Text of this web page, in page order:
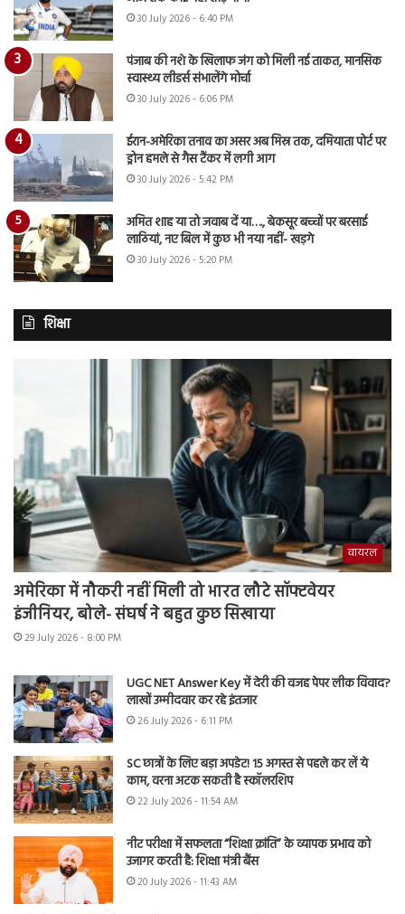
30 July 2026 - 6:40 PM
पंजाब की नशे के खिलाफ जंग को मिली नई ताकत, मानसिक
स्वास्थ्य लीडर्स संभालेंगे मोर्चा
30 July 2026 - 6:06 PM
ईरान-अमेरिका तनाव का असर अब मिस्र तक, दमियाता पोर्ट पर
ड्रोन हमले से गैस टैंकर में लगी आग
30 July 2026 - 5:42 PM
अमित शाह या तो जवाब दें या…., बेकसूर बच्चों पर बरसाई
लाठियां, नए बिल में कुछ भी नया नहीं- खड़गे
30 July 2026 - 5:20 PM
शिक्षा
वायरल
अमेरिका में नौकरी नहीं मिली तो भारत लौटे सॉफ्टवेयर
इंजीनियर, बोले- संघर्ष ने बहुत कुछ सिखाया
29 July 2026 - 8:00 PM
UGC NET Answer Key में देरी की वजह पेपर लीक विवाद?
लाखों उम्मीदवार कर रहे इंतजार
26 July 2026 - 6:11 PM
SC छात्रों के लिए बड़ा अपडेट! 15 अगस्त से पहले कर लें ये
काम, वरना अटक सकती है स्कॉलरशिप
22 July 2026 - 11:54 AM
नीट परीक्षा में सफलता “शिक्षा क्रांति” के व्यापक प्रभाव को
उजागर करती है: शिक्षा मंत्री बैंस
20 July 2026 - 11:43 AM